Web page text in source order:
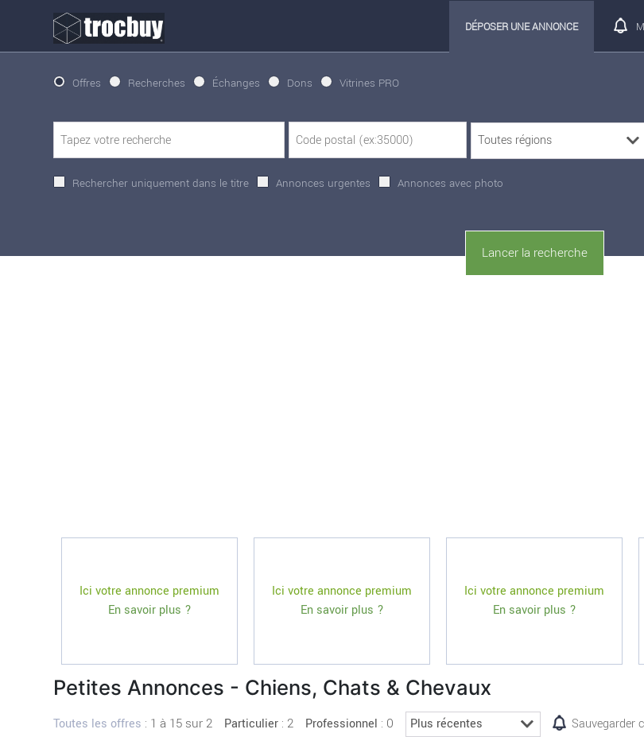
DÉPOSER UNE ANNONCE
Offres Recherches Échanges Dons Vitrines PRO
Rechercher uniquement dans le titre Annonces urgentes Annonces avec photo
Ici votre annonce premium
En savoir plus ?
Ici votre annonce premium
En savoir plus ?
Ici votre annonce premium
En savoir plus ?
Petites Annonces - Chiens, Chats & Chevaux
Toutes les offres : 1 à 15 sur 2 Particulier : 2 Professionnel : 0 Sauvegarder